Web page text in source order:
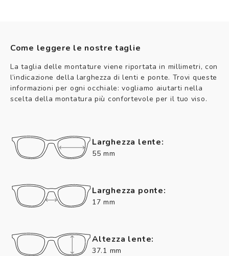
Come leggere le nostre taglie
La taglia delle montature viene riportata in millimetri, con
l’indicazione della larghezza di lenti e ponte. Trovi queste
informazioni per ogni occhiale: vogliamo aiutarti nella
scelta della montatura più confortevole per il tuo viso.
Larghezza lente:
55 mm
Larghezza ponte:
17 mm
Altezza lente:
37.1 mm